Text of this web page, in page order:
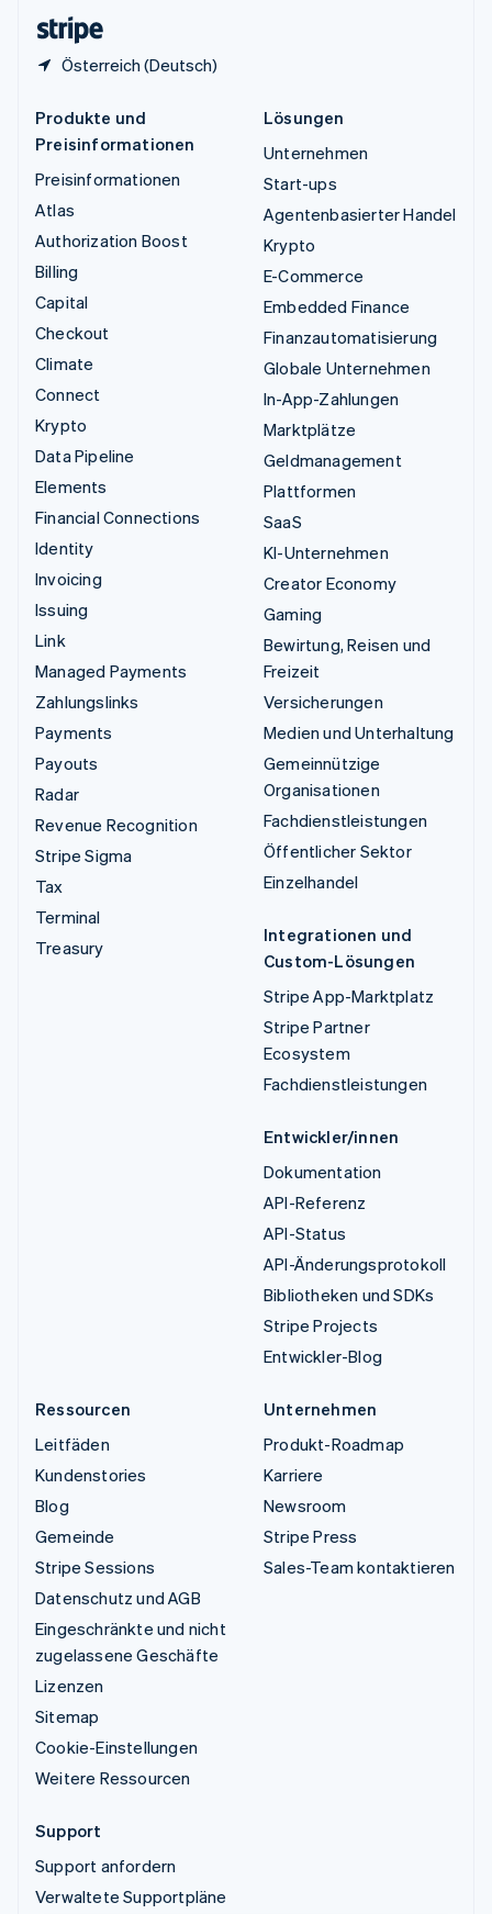
Österreich (Deutsch)
Produkte und
Preisinformationen
Preisinformationen
Atlas
Authorization Boost
Billing
Capital
Checkout
Climate
Connect
Krypto
Data Pipeline
Elements
Financial Connections
Identity
Invoicing
Issuing
Link
Managed Payments
Zahlungslinks
Payments
Payouts
Radar
Revenue Recognition
Stripe Sigma
Tax
Terminal
Treasury
Lösungen
Unternehmen
Start-ups
Agentenbasierter Handel
Krypto
E-Commerce
Embedded Finance
Finanzautomatisierung
Globale Unternehmen
In-App-Zahlungen
Marktplätze
Geldmanagement
Plattformen
SaaS
KI-Unternehmen
Creator Economy
Gaming
Bewirtung, Reisen und
Freizeit
Versicherungen
Medien und Unterhaltung
Gemeinnützige
Organisationen
Fachdienstleistungen
Öffentlicher Sektor
Einzelhandel
Integrationen und
Custom-Lösungen
Stripe App-Marktplatz
Stripe Partner
Ecosystem
Fachdienstleistungen
Entwickler/innen
Dokumentation
API-Referenz
API-Status
API-Änderungsprotokoll
Bibliotheken und SDKs
Stripe Projects
Entwickler-Blog
Ressourcen
Leitfäden
Kundenstories
Blog
Gemeinde
Stripe Sessions
Datenschutz und AGB
Eingeschränkte und nicht
zugelassene Geschäfte
Lizenzen
Sitemap
Cookie-Einstellungen
Weitere Ressourcen
Unternehmen
Produkt-Roadmap
Karriere
Newsroom
Stripe Press
Sales-Team kontaktieren
Support
Support anfordern
Verwaltete Supportpläne